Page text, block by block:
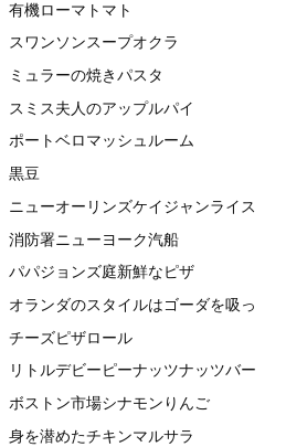
有機ローマトマト
スワンソンスープオクラ
ミュラーの焼きパスタ
スミス夫人のアップルパイ
ポートベロマッシュルーム
黒豆
ニューオーリンズケイジャンライス
消防署ニューヨーク汽船
パパジョンズ庭新鮮なピザ
オランダのスタイルはゴーダを吸っ
チーズピザロール
リトルデビーピーナッツナッツバー
ボストン市場シナモンりんご
身を潜めたチキンマルサラ